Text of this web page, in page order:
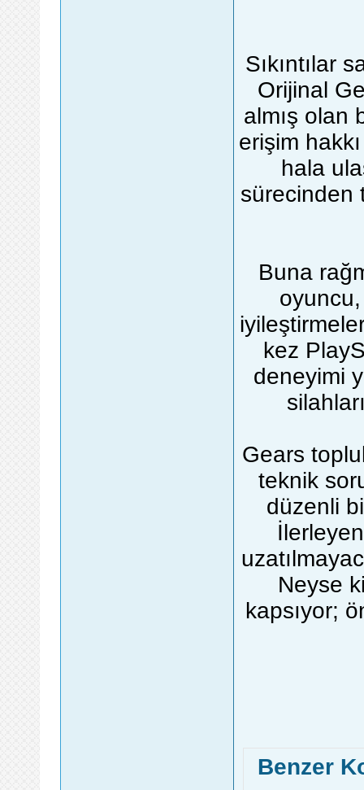
Sıkıntılar
Orijinal
almış olan
erişim
hala
sürecinden
Buna
kez
deneyimi
Gears
teknik
düzenli
Neyse
kapsıyor;
Benzer